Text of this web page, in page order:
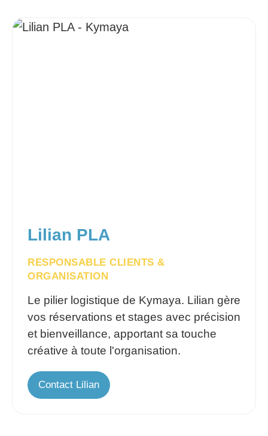
Lilian PLA
RESPONSABLE CLIENTS &
ORGANISATION
Le pilier logistique de Kymaya. Lilian gère
vos réservations et stages avec précision
et bienveillance, apportant sa touche
créative à toute l'organisation.
Contact Lilian